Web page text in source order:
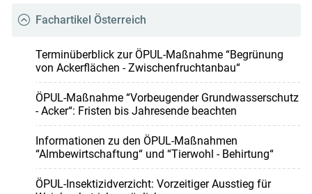
Fachartikel Österreich
Terminüberblick zur ÖPUL-Maßnahme “Begrünung
von Ackerflächen - Zwischenfruchtanbau“
ÖPUL-Maßnahme “Vorbeugender Grundwasserschutz
- Acker“: Fristen bis Jahresende beachten
Informationen zu den ÖPUL-Maßnahmen
“Almbewirtschaftung“ und “Tierwohl - Behirtung“
ÖPUL-Insektizidverzicht: Vorzeitiger Ausstieg für